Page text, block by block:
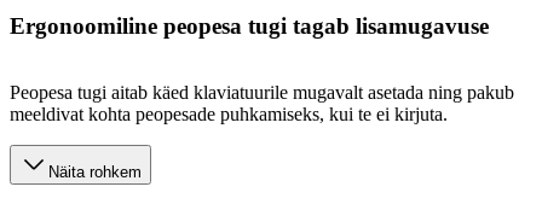
Ergonoomiline peopesa tugi tagab lisamugavuse
Peopesa tugi aitab käed klaviatuurile mugavalt asetada ning pakub
meeldivat kohta peopesade puhkamiseks, kui te ei kirjuta.
Näita rohkem